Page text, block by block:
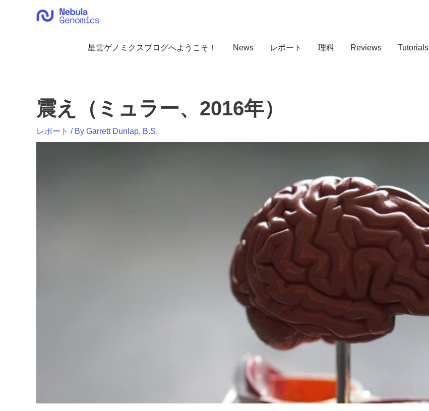
星雲ゲノミクスブログへようこそ！ News レポート 理科 Reviews Tutorials
震え（ミュラー、2016年）
レポート / By Garrett Dunlap, B.S.